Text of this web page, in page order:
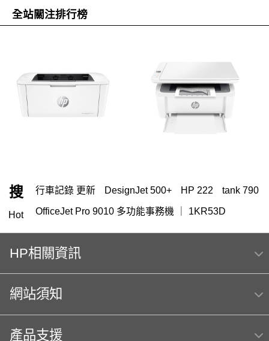
全站關注排行榜
搜
Hot
行車記錄 更新 DesignJet 500+ HP 222 tank 790
OfficeJet Pro 9010 多功能事務機 ｜ 1KR53D
HP 151 筆電 電池 145 119 416 m254dw
HP Color Laser jet M856dn A3彩色雷射印表機
(T3U51A) 日本製
hp Color LaserJet Pro MFP M283fdw 無線雙面觸控彩
MFP E47528f
HP相關資訊
網站須知
產品支援